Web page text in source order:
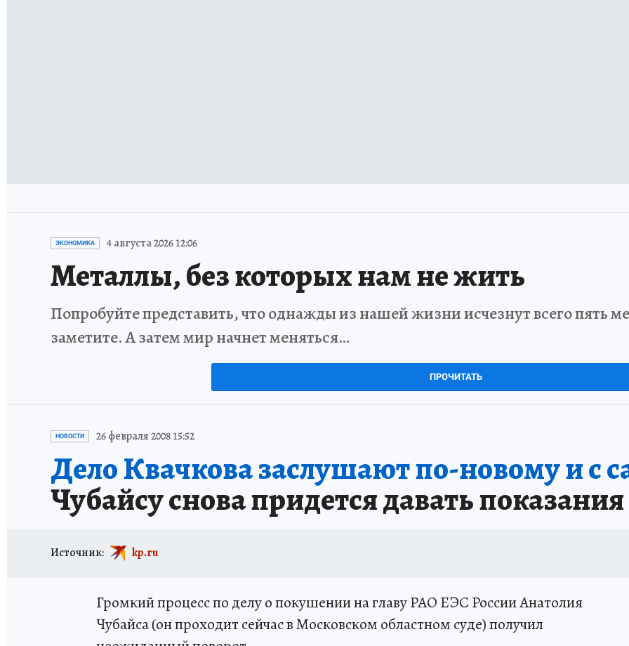
ЭКОНОМИКА 4 августа 2026 12:06
Металлы, без которых нам не жить
Попробуйте представить, что однажды из нашей жизни исчезнут всего пять
заметите. А затем мир начнет меняться…
ПРОЧИТАТЬ
НОВОСТИ 26 февраля 2008 15:52
Дело Квачкова заслушают по-новому и с
Чубайсу снова придется давать показания
Источник: kp.ru
Громкий процесс по делу о покушении на главу РАО ЕЭС России Анатолия
Чубайса (он проходит сейчас в Московском областном суде) получил